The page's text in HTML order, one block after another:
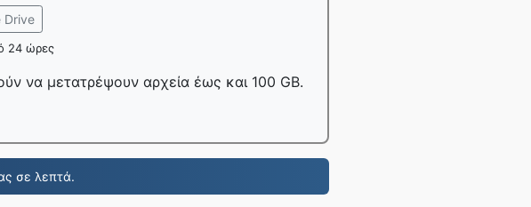
Drive
24 ώρες
να μετατρέψουν αρχεία έως και 100 GB.
σε λεπτά.